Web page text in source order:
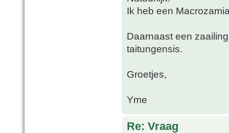
Ik heb een
Daarnaast een
taitungensis.
Groetjes,
Yme
Re: Vraag